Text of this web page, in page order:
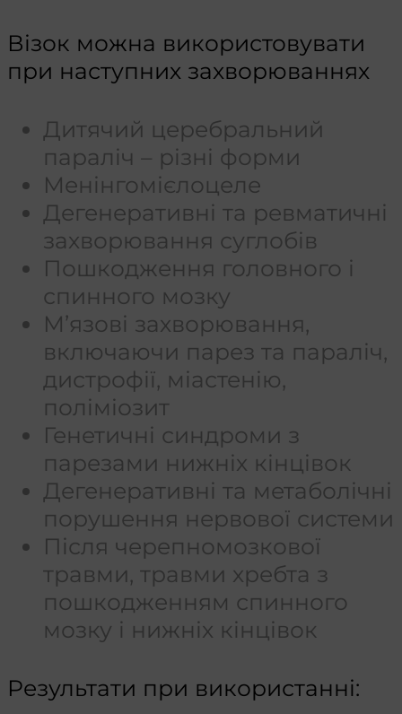
Візок можна використовувати
при наступних захворюваннях
Дитячий церебральний
параліч – різні форми
Менінгомієлоцеле
Дегенеративні та ревматичні
захворювання суглобів
Пошкодження головного і
спинного мозку
М’язові захворювання,
включаючи парез та параліч,
дистрофії, міастенію,
поліміозит
Генетичні синдроми з
парезами нижніх кінцівок
Дегенеративні та метаболічні
порушення нервової системи
Після черепномозкової
травми, травми хребта з
пошкодженням спинного
мозку і нижніх кінцівок
Результати при використанні: